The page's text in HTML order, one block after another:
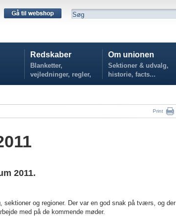
Redskaber
Blanketter,
vejledninger, regler,
politikker...
Om unionen
Sektioner & udvalg,
historie, facts...
Print
2011.
og regioner. Der var en god snak på tværs, og der
med på de kommende møder.